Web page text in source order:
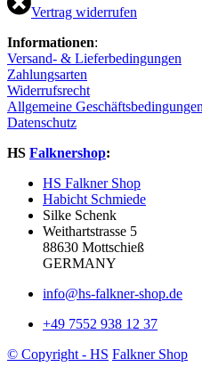
Vertrag widerrufen
Informationen:
Versand- & Lieferbedingungen
Zahlungsarten
Widerrufsrecht
Allgemeine Geschäftsbedingungen
Datenschutz
HS Falknershop:
HS Falkner Shop
Habicht Schmiede
Silke Schenk
Weithartstrasse 5
88630 Mottschieß
GERMANY
info@hs-falkner-shop.de
+49 7552 938 12 37
© Copyright - HS Falkner Shop